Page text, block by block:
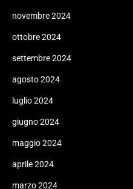
novembre 2024
ottobre 2024
settembre 2024
agosto 2024
luglio 2024
giugno 2024
maggio 2024
aprile 2024
marzo 2024